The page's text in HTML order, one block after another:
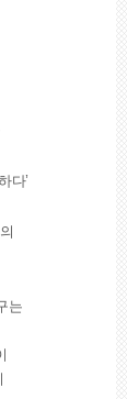
다’
는